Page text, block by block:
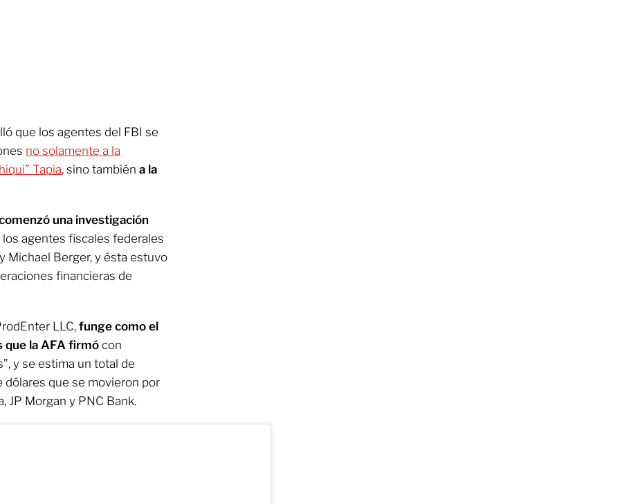
que los agentes del FBI se
no solamente a la
Tapia, sino también a la
una investigación
agentes fiscales federales
Michael Berger, y ésta estuvo
financieras de
LLC,funge como el
que la AFA firmó con
y se estima un total de
que se movieron por
JP Morgan y PNC Bank.